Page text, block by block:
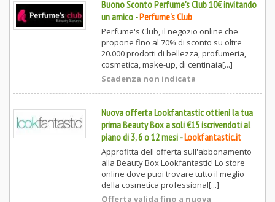
Buono Sconto Perfume's Club 10€ invitando
un amico-Perfume's Club
Perfume's Club, il negozio online che
propone fino al 70% di sconto su oltre
20.000 prodotti di bellezza, profumeria,
cosmetica, make-up, di centinaia[...]
Scadenza non indicata
Nuova offerta Lookfantastic ottieni la tua
prima Beauty Box a soli €15 iscrivendoti al
piano di 3, 6 o 12 mesi-Lookfantastic.it
Approfitta dell'offerta sull'abbonamento
alla Beauty Box Lookfantastic! Lo store
online dove puoi trovare tutto il meglio
della cosmetica professional[...]
Offerta valida fino a nuova